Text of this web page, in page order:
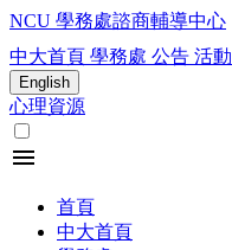
NCU 學務處諮商輔導中心
中大首頁 學務處 公告 活動
English
心理資源
menu
首頁
中大首頁